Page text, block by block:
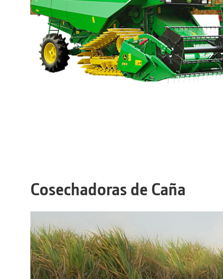
Cosechadoras de Caña